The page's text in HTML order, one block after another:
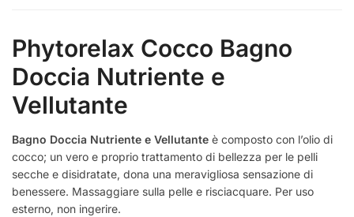
Phytorelax Cocco Bagno
Doccia Nutriente e
Vellutante
Bagno Doccia Nutriente e Vellutante è composto con l’olio di
cocco; un vero e proprio trattamento di bellezza per le pelli
secche e disidratate, dona una meravigliosa sensazione di
benessere. Massaggiare sulla pelle e risciacquare. Per uso
esterno, non ingerire.